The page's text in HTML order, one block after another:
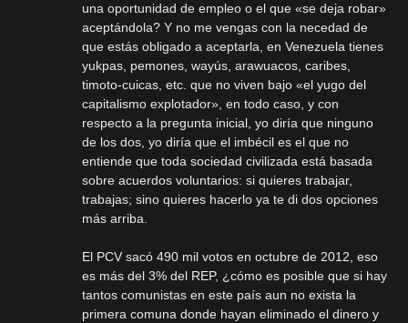
una oportunidad de empleo o el que «se deja robar»
aceptándola? Y no me vengas con la necedad de
que estás obligado a aceptarla, en Venezuela tienes
yukpas, pemones, wayús, arawuacos, caribes,
timoto-cuicas, etc. que no viven bajo «el yugo del
capitalismo explotador», en todo caso, y con
respecto a la pregunta inicial, yo diría que ninguno
de los dos, yo diría que el imbécil es el que no
entiende que toda sociedad civilizada está basada
sobre acuerdos voluntarios: si quieres trabajar,
trabajas; sino quieres hacerlo ya te di dos opciones
más arriba.
El PCV sacó 490 mil votos en octubre de 2012, eso
es más del 3% del REP, ¿cómo es posible que si hay
tantos comunistas en este país aun no exista la
primera comuna donde hayan eliminado el dinero y